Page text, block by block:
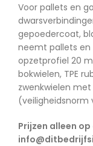
Voor pallets en
gepoedercoat,
neemt pallets en
opzetprofiel 20
bokwielen, TPE
zwenkwielen
(veiligheidsnorm
Prijzen alleen